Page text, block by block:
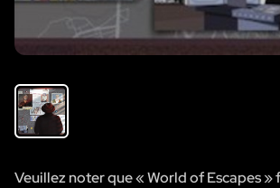
Veuillez noter que « World of Escapes